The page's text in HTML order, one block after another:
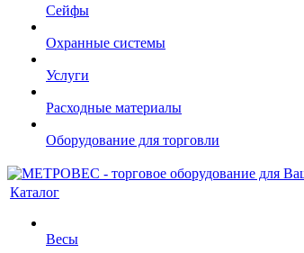
Сейфы
Охранные системы
Услуги
Расходные материалы
Оборудование для торговли
Каталог
Весы